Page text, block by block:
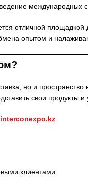
международных
отличной площадкой
опытом и
но и
свои продукты
interconexpo.kz
клиентами